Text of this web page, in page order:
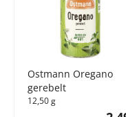
Ostmann Oregano
gerebelt
12,50 g